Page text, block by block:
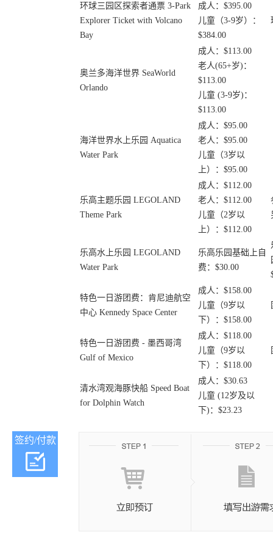
环球三园区探索者通票 3-Park
Explorer Ticket with Volcano
Bay
成人：$395.00
儿童（3-9岁）：
$384.00
奥兰多海洋世界 SeaWorld
Orlando
成人：$113.00
老人(65+岁)：
$113.00
儿童 (3-9岁)：
$113.00
海洋世界水上乐园 Aquatica
Water Park
成人：$95.00
老人：$95.00
儿童（3岁以
上）：$95.00
乐高主题乐园 LEGOLAND
Theme Park
成人：$112.00
老人：$112.00
儿童（2岁以
上）：$112.00
乐高水上乐园 LEGOLAND
Water Park
乐高乐园基础上自
费：$30.00
特色一日游团费：肯尼迪航空
中心 Kennedy Space Center
成人：$158.00
儿童（9岁以
下）：$158.00
特色一日游团费 - 墨西哥湾
Gulf of Mexico
成人：$118.00
儿童（9岁以
下）：$118.00
清水湾观海豚快船 Speed Boat
for Dolphin Watch
成人：$30.63
儿童 (12岁及以
下)：$23.23
签约/付款